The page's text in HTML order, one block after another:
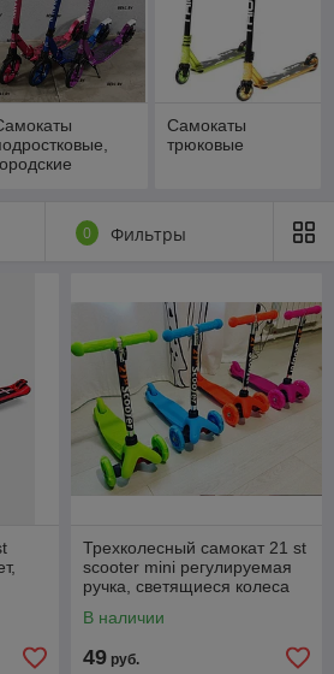
Самокаты
трюковые
0 Фильтры
Трехколесный самокат 21 st
scooter mini регулируемая
ручка, светящиеся колеса
В наличии
49 руб.